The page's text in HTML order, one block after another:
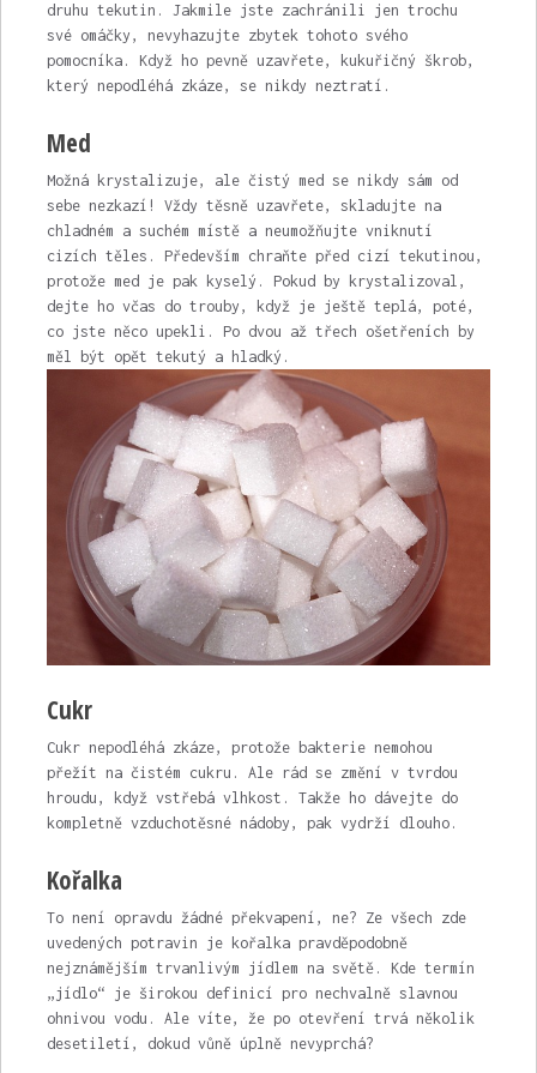
druhu tekutin. Jakmile jste zachránili jen trochu
své omáčky, nevyhazujte zbytek tohoto svého
pomocníka. Když ho pevně uzavřete, kukuřičný škrob,
který nepodléhá zkáze, se nikdy neztratí.
Med
Možná krystalizuje, ale čistý med se nikdy sám od
sebe nezkazí! Vždy těsně uzavřete, skladujte na
chladném a suchém místě a neumožňujte vniknutí
cizích těles. Především chraňte před cizí tekutinou,
protože med je pak kyselý. Pokud by krystalizoval,
dejte ho včas do trouby, když je ještě teplá, poté,
co jste něco upekli. Po dvou až třech ošetřeních by
měl být opět tekutý a hladký.
Cukr
Cukr nepodléhá zkáze, protože bakterie nemohou
přežít na čistém cukru. Ale rád se změní v tvrdou
hroudu, když vstřebá vlhkost. Takže ho dávejte do
kompletně vzduchotěsné nádoby, pak vydrží dlouho.
Kořalka
To není opravdu žádné překvapení, ne? Ze všech zde
uvedených potravin je kořalka pravděpodobně
nejznámějším trvanlivým jídlem na světě. Kde termín
„jídlo“ je širokou definicí pro nechvalně slavnou
ohnivou vodu. Ale víte, že po otevření trvá několik
desetiletí, dokud vůně úplně nevyprchá?